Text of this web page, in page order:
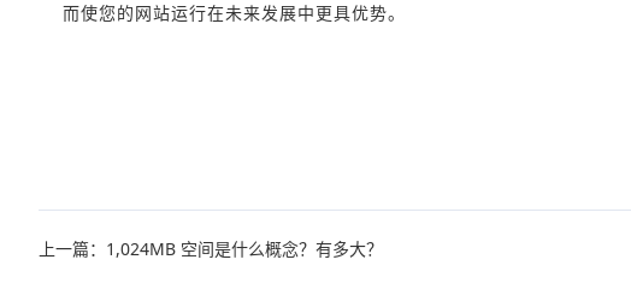
而使您的网站运行在未来发展中更具优势。
上一篇：1,024MB 空间是什么概念？有多大？